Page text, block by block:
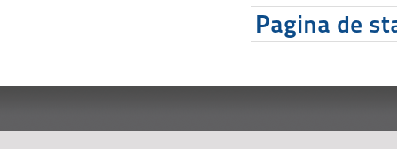
Pagina de